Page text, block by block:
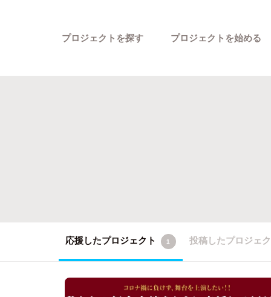
プロジェクトを探す プロジェクトを始める
応援したプロジェクト 1 投稿したプロジェ